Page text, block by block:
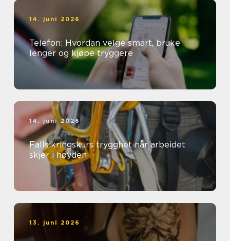
14. juni 2026
Telefon: Hvordan velge smart, bruke
lenger og kjøpe tryggere
14. juni 2026
Fallsikringskurs trygghet når arbeidet
skjer i høyden
13. juni 2026